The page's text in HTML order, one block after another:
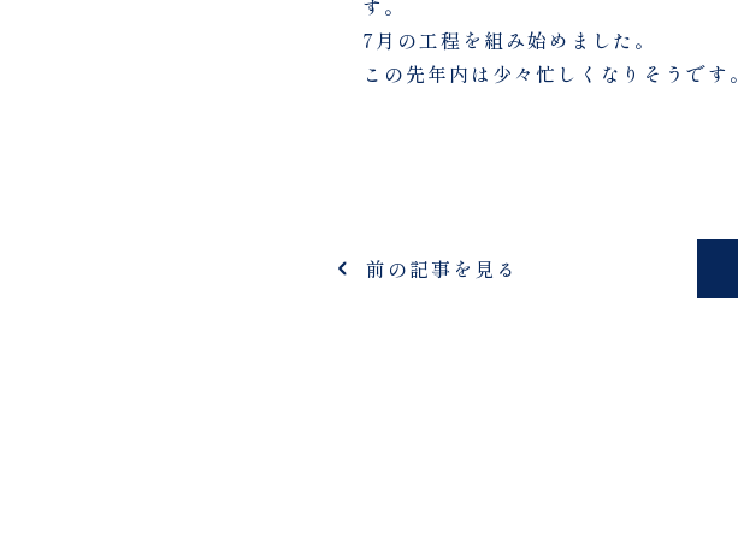
7月の工程を組み始めました。
この先年内は少々忙しくなりそうです。
前の記事を見る